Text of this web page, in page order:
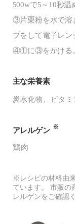
500wで5～10秒温
③片栗粉を水で
プをして電子レン
④①に③をかける
主な栄養素
炭水化物 ビタ
アレルゲン ※
鶏肉
※レシピの材料由
ています。 市販の
レルゲンをご確認